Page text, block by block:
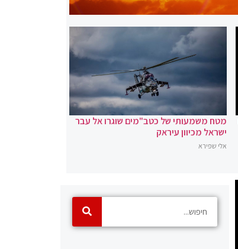
מטח משמעותי של כטב"מים שוגרו אל עבר
ישראל מכיוון עיראק
אלי שפירא